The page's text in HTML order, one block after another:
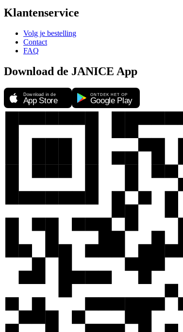
Klantenservice
Volg je bestelling
Contact
FAQ
Download de JANICE App